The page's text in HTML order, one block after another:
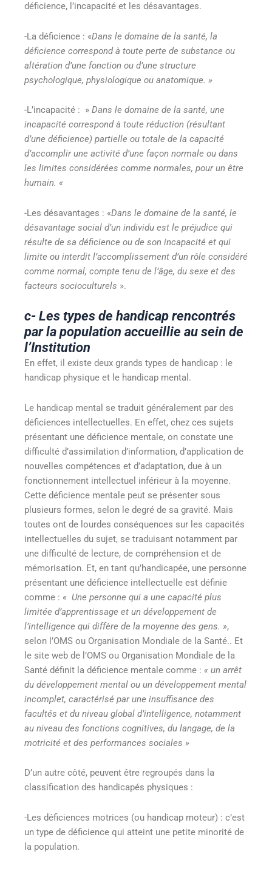
déficience, l’incapacité et les désavantages.
-La déficience : «Dans le domaine de la santé, la
déficience correspond à toute perte de substance ou
altération d’une fonction ou d’une structure
psychologique, physiologique ou anatomique. »
-L’incapacité : » Dans le domaine de la santé, une
incapacité correspond à toute réduction (résultant
d’une déficience) partielle ou totale de la capacité
d’accomplir une activité d’une façon normale ou dans
les limites considérées comme normales, pour un être
humain. «
-Les désavantages : «Dans le domaine de la santé, le
désavantage social d’un individu est le préjudice qui
résulte de sa déficience ou de son incapacité et qui
limite ou interdit l’accomplissement d’un rôle considéré
comme normal, compte tenu de l’âge, du sexe et des
facteurs socioculturels ».
c- Les types de handicap rencontrés
par la population accueillie au sein de
l’Institution
En effet, il existe deux grands types de handicap : le
handicap physique et le handicap mental.
Le handicap mental se traduit généralement par des
déficiences intellectuelles. En effet, chez ces sujets
présentant une déficience mentale, on constate une
difficulté d’assimilation d’information, d’application de
nouvelles compétences et d’adaptation, due à un
fonctionnement intellectuel inférieur à la moyenne.
Cette déficience mentale peut se présenter sous
plusieurs formes, selon le degré de sa gravité. Mais
toutes ont de lourdes conséquences sur les capacités
intellectuelles du sujet, se traduisant notamment par
une difficulté de lecture, de compréhension et de
mémorisation. Et, en tant qu’handicapée, une personne
présentant une déficience intellectuelle est définie
comme : « Une personne qui a une capacité plus
limitée d’apprentissage et un développement de
l’intelligence qui diffère de la moyenne des gens. »,
selon l’OMS ou Organisation Mondiale de la Santé.. Et
le site web de l’OMS ou Organisation Mondiale de la
Santé définit la déficience mentale comme : « un arrêt
du développement mental ou un développement mental
incomplet, caractérisé par une insuffisance des
facultés et du niveau global d’intelligence, notamment
au niveau des fonctions cognitives, du langage, de la
motricité et des performances sociales »
D’un autre côté, peuvent être regroupés dans la
classification des handicapés physiques :
-Les déficiences motrices (ou handicap moteur) : c’est
un type de déficience qui atteint une petite minorité de
la population.